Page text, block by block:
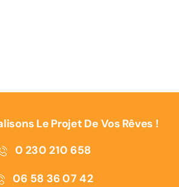
Le Projet De Vos Rêves !
0 230 210 658
06 58 36 07 42